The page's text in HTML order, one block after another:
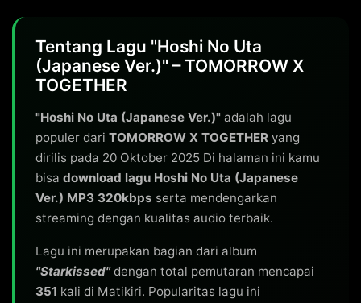
Tentang Lagu "Hoshi No Uta
(Japanese Ver.)" – TOMORROW X
TOGETHER
"Hoshi No Uta (Japanese Ver.)" adalah lagu
populer dari TOMORROW X TOGETHER yang
dirilis pada 20 Oktober 2025 Di halaman ini kamu
bisa download lagu Hoshi No Uta (Japanese
Ver.) MP3 320kbps serta mendengarkan
streaming dengan kualitas audio terbaik.
Lagu ini merupakan bagian dari album
"Starkissed"dengan total pemutaran mencapai
351 kali di Matikiri. Popularitas lagu ini